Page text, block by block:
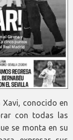
Xavi, conocido en
con todas las
se monta en su